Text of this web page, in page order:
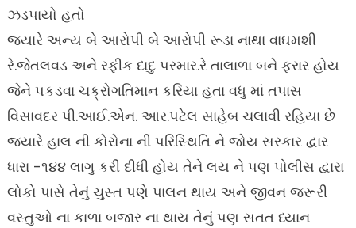
ઝડપાયો હતો
જયારે અન્ય બે આરોપી બે આરોપી રૂડા નાથા વાઘમશી
રે.જેતલવડ અને રફીક દાદુ પરમાર.રે તાલાળા બને ફરાર હોય
જેને પકડવા ચક્રોગતિમાન કરિયા હતા વધુ માં તપાસ
વિસાવદર પી.આઈ.એન. આર.પટેલ સાહેબ ચલાવી રહિયા છે
જયારે હાલ ની કોરોના ની પરિસ્થિતિ ને જોય સરકાર દ્વાર
ધારા -૧૪૪ લાગુ કરી દીધી હોય તેને લય ને પણ પોલીસ દ્વારા
લોકો પાસે તેનું ચુસ્ત પણે પાલન થાય અને જીવન જરૂરી
વસ્તુઓ ના કાળા બજાર ના થાય તેનું પણ સતત ધ્યાન